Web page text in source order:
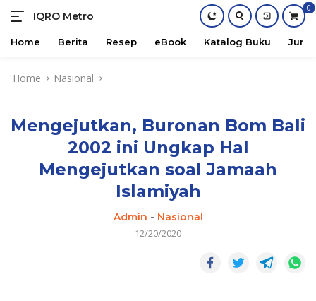
IQRO Metro
Lets
Bright
0
Home Berita Resep eBook Katalog Buku
Home Nasional
Mengejutkan, Buronan Bom Bali
2002 ini Ungkap Hal
Mengejutkan soal Jamaah
Islamiyah
Admin - Nasional
12/20/2020